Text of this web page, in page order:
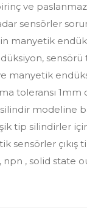
ve
sensörler
manyetik
manyetik
toleransı
modeline
tip silindirler
sensörler çıkış
npn , solid state